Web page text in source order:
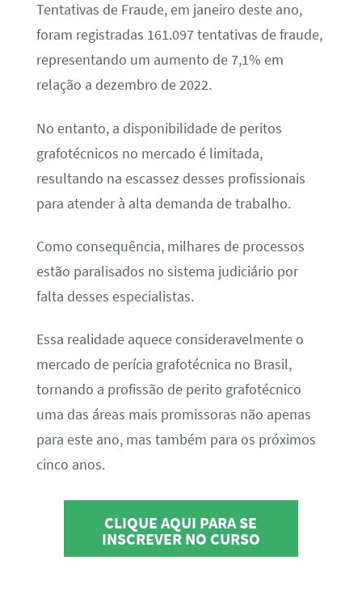
Tentativas de Fraude, em janeiro deste ano,
foram registradas 161.097 tentativas de fraude,
representando um aumento de 7,1% em
relação a dezembro de 2022.
No entanto, a disponibilidade de peritos
grafotécnicos no mercado é limitada,
resultando na escassez desses profissionais
para atender à alta demanda de trabalho.
Como consequência, milhares de processos
estão paralisados no sistema judiciário por
falta desses especialistas.
Essa realidade aquece consideravelmente o
mercado de perícia grafotécnica no Brasil,
tornando a profissão de perito grafotécnico
uma das áreas mais promissoras não apenas
para este ano, mas também para os próximos
cinco anos.
CLIQUE AQUI PARA SE
INSCREVER NO CURSO